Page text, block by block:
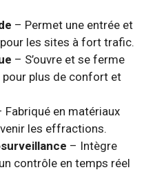
– Permet une entrée et
les sites à fort trafic.
– S’ouvre et se ferme
plus de confort et
Fabriqué en matériaux
les effractions.
– Intègre
contrôle en temps réel